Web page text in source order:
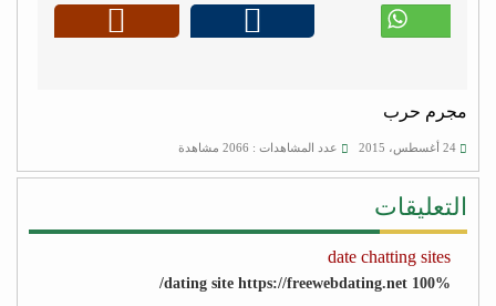
مجرم حرب
عدد المشاهدات : 2066 مشاهدة
التعليقات
date chatting sites
100% dating site https://freewebdating.net/